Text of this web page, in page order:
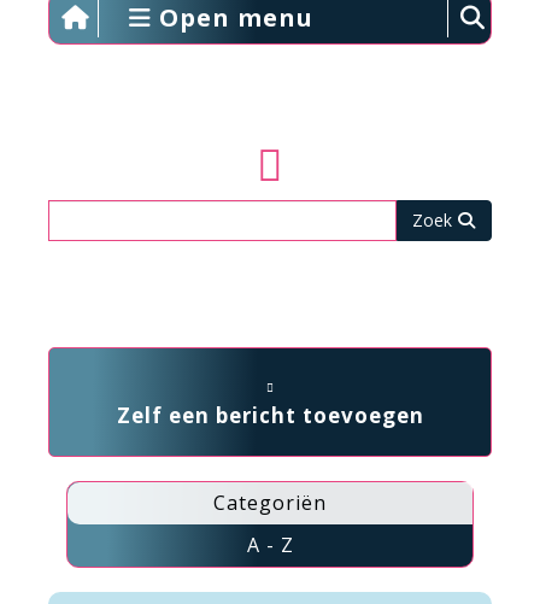
Open menu
Zelf een bericht toevoegen
Categoriën
A - Z